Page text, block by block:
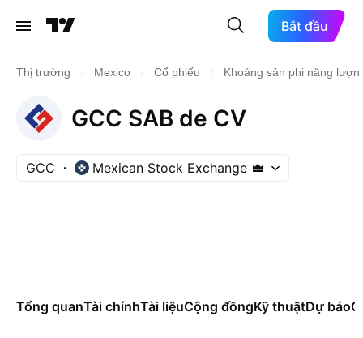
Bắt đầu
Thị trường Mexico Cổ phiếu Khoáng sản phi năng
GCC SAB de CV
GCC Mexican Stock Exchange
Tổng quanTài chínhTài liệuCộng đồngKỹ thuậtDự báo